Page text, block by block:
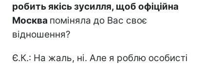
робить якісь зусилля, щоб офіційна
Москва поміняла до Вас своє
відношення?
Є.К.: На жаль, ні. Але я роблю особисті